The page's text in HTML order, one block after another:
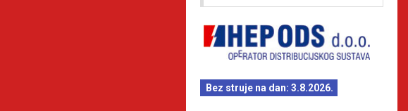
Bez struje na dan: 3.8.2026.